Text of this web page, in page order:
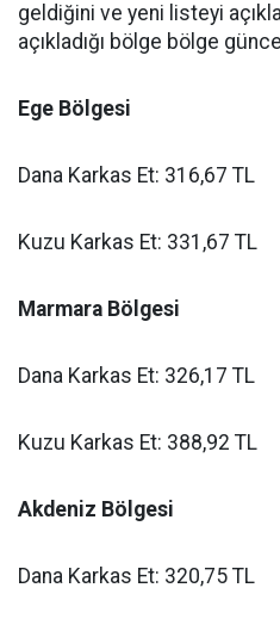
geldiğini ve yeni listeyi
açıkladığı bölge bölge
Ege Bölgesi
Dana Karkas Et: 316,67 TL
Kuzu Karkas Et: 331,67 TL
Marmara Bölgesi
Dana Karkas Et: 326,17 TL
Kuzu Karkas Et: 388,92 TL
Akdeniz Bölgesi
Dana Karkas Et: 320,75 TL